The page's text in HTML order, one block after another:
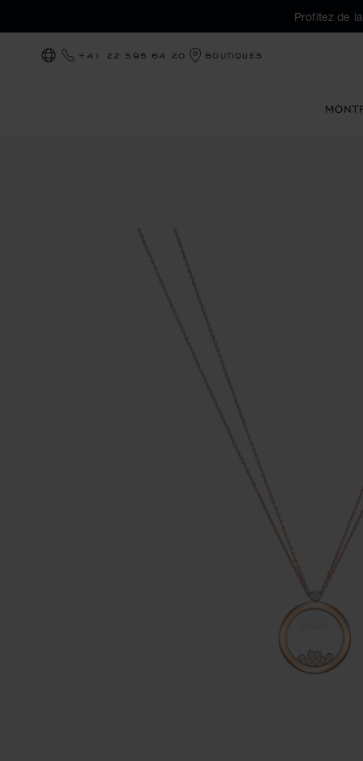
Profitez de
LOCALISATION (CHANGER DE PAYS)
+41 22 595 64 20 BOUTIQUES